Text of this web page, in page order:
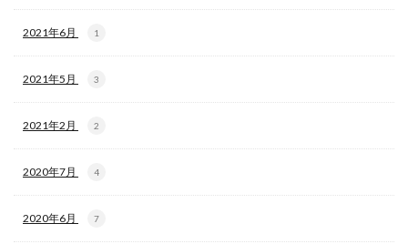
2021年6月 1
2021年5月 3
2021年2月 2
2020年7月 4
2020年6月 7